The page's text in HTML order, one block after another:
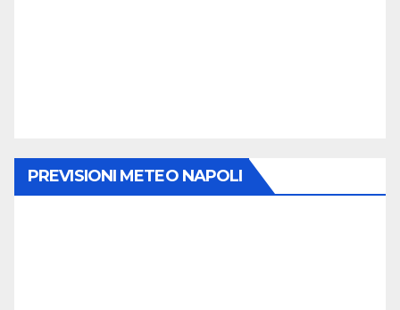
PREVISIONI METEO NAPOLI